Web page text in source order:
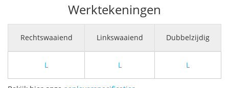
Werktekeningen
Rechtswaaiend Linkswaaiend Dubbelzijdig
L L L